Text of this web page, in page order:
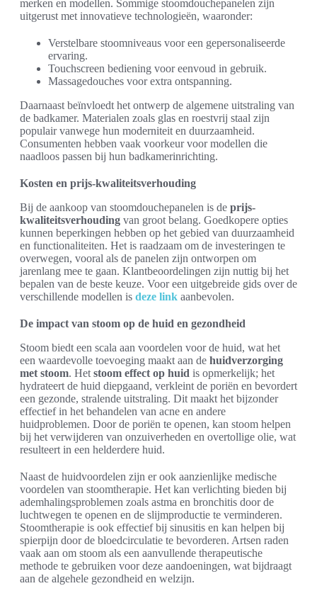
merken en modellen. Sommige stoomdouchepanelen zijn
uitgerust met innovatieve technologieën, waaronder:
Verstelbare stoomniveaus voor een gepersonaliseerde
ervaring.
Touchscreen bediening voor eenvoud in gebruik.
Massagedouches voor extra ontspanning.
Daarnaast beïnvloedt het ontwerp de algemene uitstraling van
de badkamer. Materialen zoals glas en roestvrij staal zijn
populair vanwege hun moderniteit en duurzaamheid.
Consumenten hebben vaak voorkeur voor modellen die
naadloos passen bij hun badkamerinrichting.
Kosten en prijs-kwaliteitsverhouding
Bij de aankoop van stoomdouchepanelen is de prijs-
kwaliteitsverhouding van groot belang. Goedkopere opties
kunnen beperkingen hebben op het gebied van duurzaamheid
en functionaliteiten. Het is raadzaam om de investeringen te
overwegen, vooral als de panelen zijn ontworpen om
jarenlang mee te gaan. Klantbeoordelingen zijn nuttig bij het
bepalen van de beste keuze. Voor een uitgebreide gids over de
verschillende modellen is deze link aanbevolen.
De impact van stoom op de huid en gezondheid
Stoom biedt een scala aan voordelen voor de huid, wat het
een waardevolle toevoeging maakt aan de huidverzorging
met stoom. Het stoom effect op huid is opmerkelijk; het
hydrateert de huid diepgaand, verkleint de poriën en bevordert
een gezonde, stralende uitstraling. Dit maakt het bijzonder
effectief in het behandelen van acne en andere
huidproblemen. Door de poriën te openen, kan stoom helpen
bij het verwijderen van onzuiverheden en overtollige olie, wat
resulteert in een helderdere huid.
Naast de huidvoordelen zijn er ook aanzienlijke medische
voordelen van stoomtherapie. Het kan verlichting bieden bij
ademhalingsproblemen zoals astma en bronchitis door de
luchtwegen te openen en de slijmproductie te verminderen.
Stoomtherapie is ook effectief bij sinusitis en kan helpen bij
spierpijn door de bloedcirculatie te bevorderen. Artsen raden
vaak aan om stoom als een aanvullende therapeutische
methode te gebruiken voor deze aandoeningen, wat bijdraagt
aan de algehele gezondheid en welzijn.